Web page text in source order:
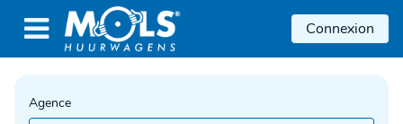
 Connexion
Agence